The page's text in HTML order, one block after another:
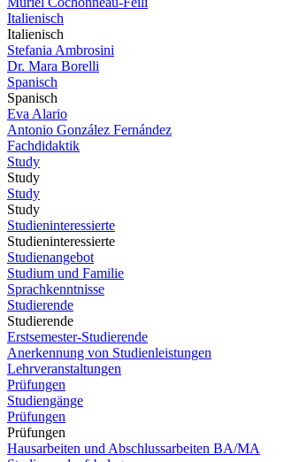
Italienisch
Italienisch
Stefania Ambrosini
Dr. Mara Borelli
Spanisch
Spanisch
Eva Alario
Antonio González Fernández
Fachdidaktik
Study
Study
Study
Study
Studieninteressierte
Studieninteressierte
Studienangebot
Studium und Familie
Sprachkenntnisse
Studierende
Studierende
Erstsemester-Studierende
Anerkennung von Studienleistungen
Lehrveranstaltungen
Prüfungen
Studiengänge
Prüfungen
Prüfungen
Hausarbeiten und Abschlussarbeiten BA/MA